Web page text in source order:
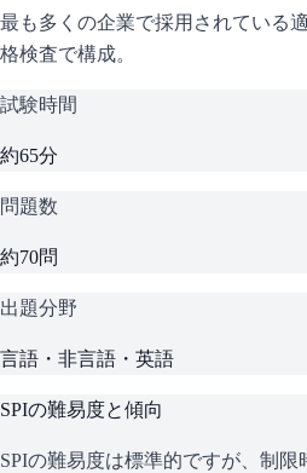
最も多くの企業で採用されている
格検査で構成。
試験時間
約65分
問題数
約70問
出題分野
言語・非言語・英語
SPIの難易度と傾向
SPIの難易度は標準的ですが、制